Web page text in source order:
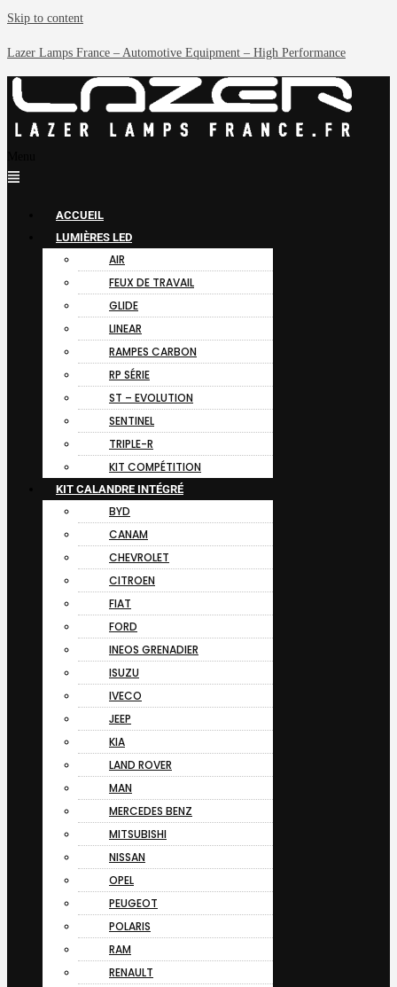
Skip to content
Lazer Lamps France – Automotive Equipment – High Performance
ACCUEIL
LUMIÈRES LED
AIR
FEUX DE TRAVAIL
GLIDE
LINEAR
RAMPES CARBON
RP SÉRIE
ST – EVOLUTION
SENTINEL
TRIPLE-R
KIT COMPÉTITION
KIT CALANDRE INTÉGRÉ
BYD
CANAM
CHEVROLET
CITROEN
FIAT
FORD
INEOS GRENADIER
ISUZU
IVECO
JEEP
KIA
LAND ROVER
MAN
MERCEDES BENZ
MITSUBISHI
NISSAN
OPEL
PEUGEOT
POLARIS
RAM
RENAULT